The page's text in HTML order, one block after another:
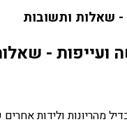
- שאלות ותשובות
ועייפות -